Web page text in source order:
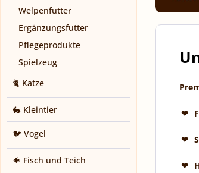
Welpenfutter
Ergänzungsfutter
Pflegeprodukte
Spielzeug
🐈 Katze
🐇 Kleintier
🐦 Vogel
🐠 Fisch und Teich